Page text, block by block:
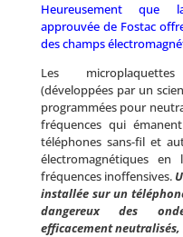
Heureusement que
approuvée de Fostac
des champs
Les
(développées par un
programmées pour
fréquences qui
téléphones sans-fil et
électromagnétiques
fréquences inoffensives.
installée sur un
dangereux des
efficacement